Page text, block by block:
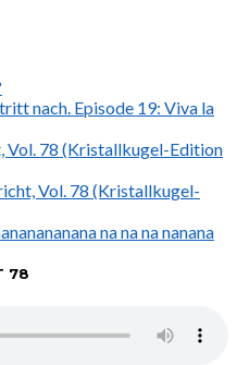
nach. Episode 19: Viva la
Vol. 78 (Kristallkugel-Edition
Vol. 78 (Kristallkugel-
na na na nanana
78